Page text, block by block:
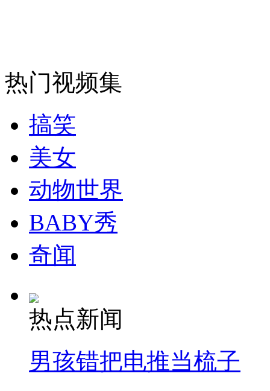
纽约上演“枕头大战”
司机酒驾遇交警 急速倒车逃窜
热门视频集
搞笑
美女
动物世界
BABY秀
奇闻
热点新闻
男孩错把电推当梳子